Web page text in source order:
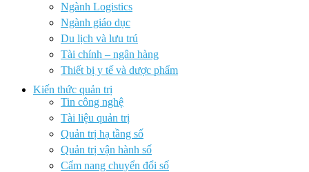
Ngành Logistics
Ngành giáo dục
Du lịch và lưu trú
Tài chính – ngân hàng
Thiết bị y tế và dược phẩm
Kiến thức quản trị
Tin công nghệ
Tài liệu quản trị
Quản trị hạ tầng số
Quản trị vận hành số
Cẩm nang chuyển đổi số